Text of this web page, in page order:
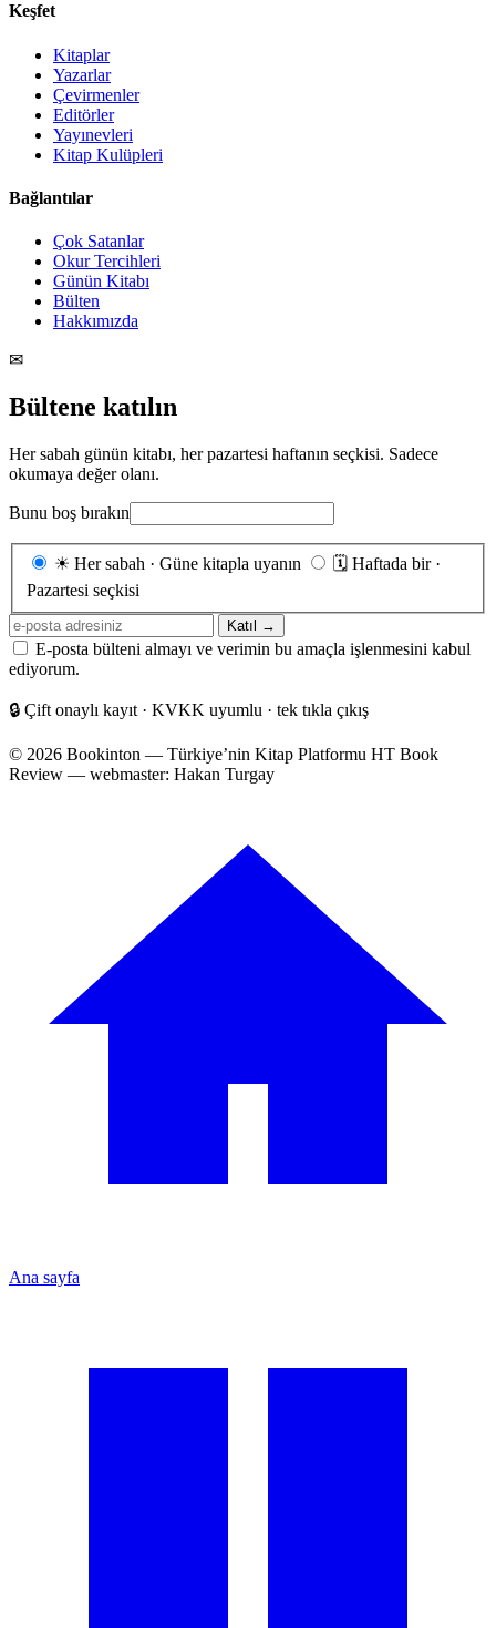
Keşfet
Kitaplar
Yazarlar
Çevirmenler
Editörler
Yayınevleri
Kitap Kulüpleri
Bağlantılar
Çok Satanlar
Okur Tercihleri
Günün Kitabı
Bülten
Hakkımızda
✉
Bültene katılın
Her sabah günün kitabı, her pazartesi haftanın seçkisi. Sadece
okumaya değer olanı.
Bunu boş bırakın
Gönderim
sıklığı
☀ Her sabah · Güne kitapla uyanın 🗓 Haftada bir ·
Pazartesi seçkisi
E-
posta
adresiniz
Katıl →
E-posta bülteni almayı ve verimin bu amaçla işlenmesini kabul
ediyorum.
🔒 Çift onaylı kayıt · KVKK uyumlu · tek tıkla çıkış
© 2026 Bookinton — Türkiye’nin Kitap Platformu HT Book
Review — webmaster: Hakan Turgay
Ana sayfa